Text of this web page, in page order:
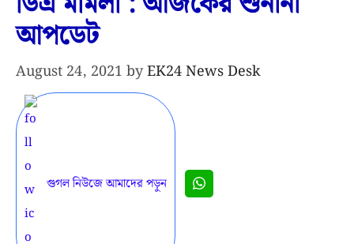
আপডেট
August 24, 2021 byEK24 News Desk
গুগল নিউজে আমাদের পড়ুন